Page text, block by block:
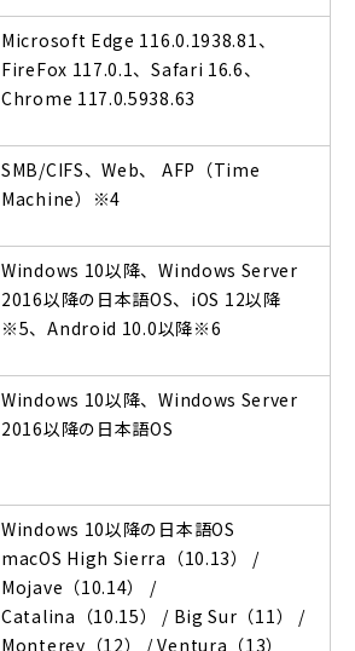
Microsoft Edge 116.0.1938.81、
FireFox 117.0.1、Safari 16.6、
Chrome 117.0.5938.63
SMB/CIFS、Web、 AFP（Time
Machine）
※4
Windows 10以降、Windows Server
2016以降の日本語OS、iOS 12以降
※5、Android 10.0以降※6
Windows 10以降、Windows Server
2016以降の日本語OS
Windows 10以降の日本語OS
macOS High Sierra（10.13） /
Mojave（10.14） /
Catalina（10.15） / Big Sur（11） /
Monterey（12） / Ventura（13）